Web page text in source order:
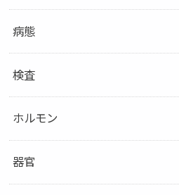
病態
検査
ホルモン
器官